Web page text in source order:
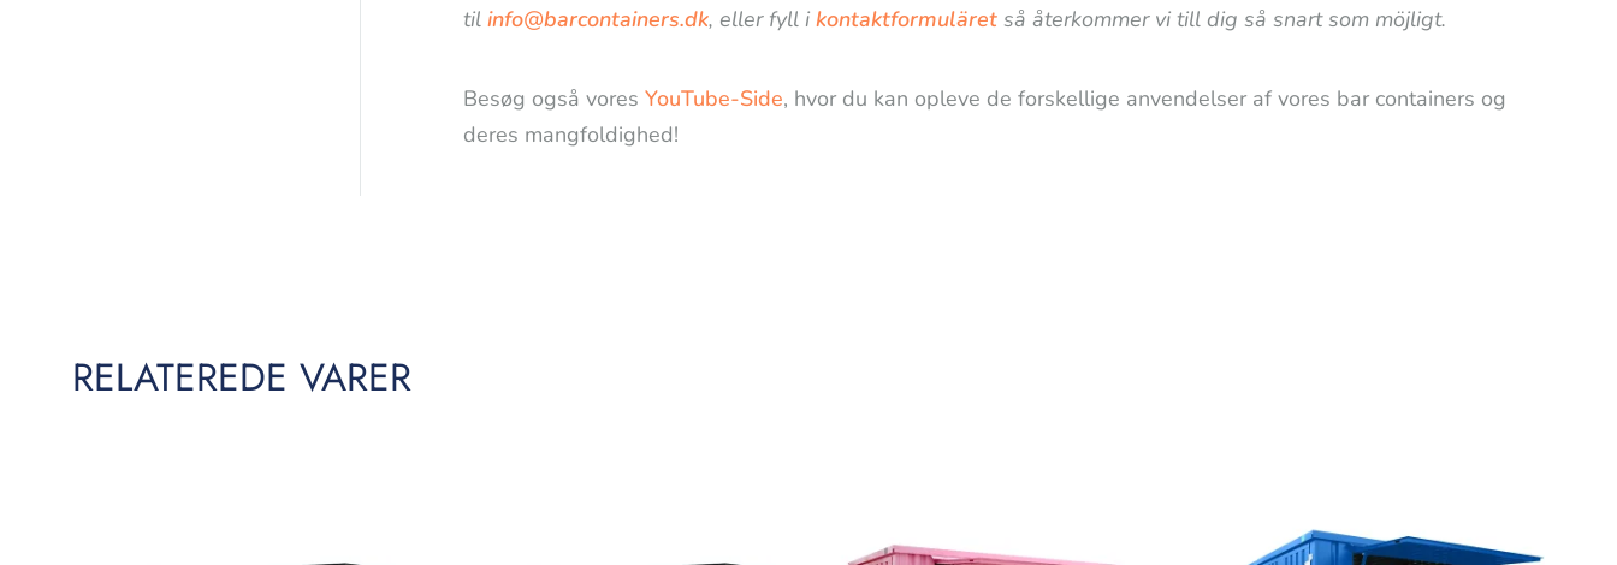
til info@barcontainers.dk, eller fyll i kontaktformuläret så återkommer vi till dig så snart som möjligt.
Besøg også vores YouTube-Side, hvor du kan opleve de forskellige anvendelser af vores bar containers og
deres mangfoldighed!
RELATEREDE VARER